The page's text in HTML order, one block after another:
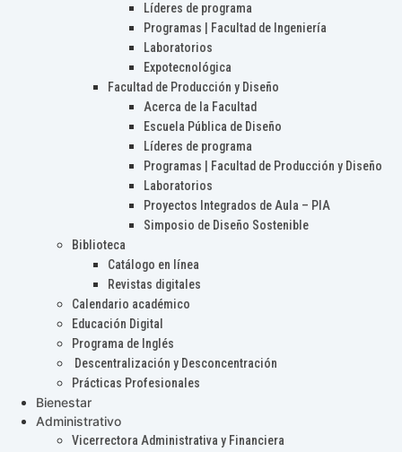
Líderes de programa
Programas | Facultad de Ingeniería
Laboratorios
Expotecnológica
Facultad de Producción y Diseño
Acerca de la Facultad
Escuela Pública de Diseño
Líderes de programa
Programas | Facultad de Producción y Diseño
Laboratorios
Proyectos Integrados de Aula – PIA
Simposio de Diseño Sostenible
Biblioteca
Catálogo en línea
Revistas digitales
Calendario académico
Educación Digital
Programa de Inglés
Descentralización y Desconcentración
Prácticas Profesionales
Bienestar
Administrativo
Vicerrectora Administrativa y Financiera